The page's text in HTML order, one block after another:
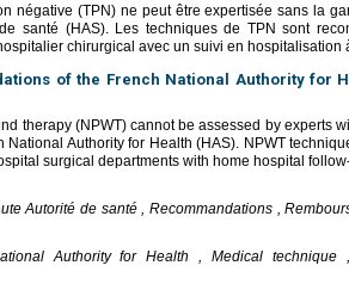
négative (TPN) ne peut être expertisée sans la
santé (HAS). Les techniques de TPN sont
chirurgical avec un suivi en hospitalisation
of the French National Authority for
therapy (NPWT) cannot be assessed by experts
National Authority for Health (HAS). NPWT
surgical departments with home hospital
Autorité de santé , Recommandations ,
Authority for Health , Medical